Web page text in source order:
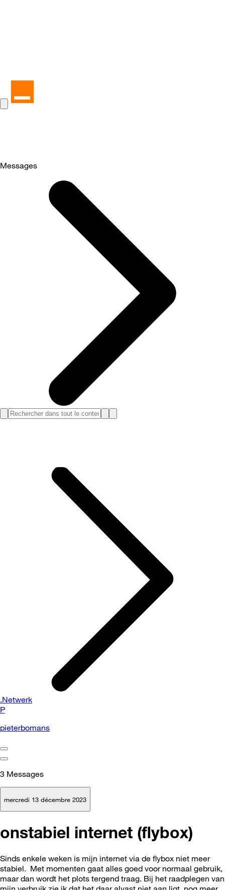
Messages
.Netwerk
P
pieterbomans
3 Messages
mercredi 13 décembre 2023
onstabiel internet (flybox)
Sinds enkele weken is mijn internet via de flybox niet meer
stabiel. Met momenten gaat alles goed voor normaal gebruik,
maar dan wordt het plots tergend traag. Bij het raadplegen van